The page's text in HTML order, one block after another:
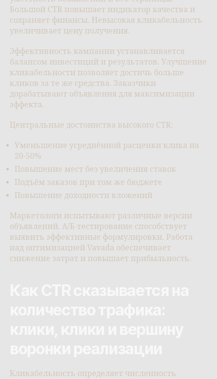
Большой CTR повышает индикатор качества и
сохраняет финансы. Невысокая кликабельность
увеличивает цену получения.
Эффективность кампании устанавливается
балансом инвестиций и результатов. Улучшение
кликабельности позволяет достичь больше
кликов за те же средства. Заказчики
дорабатывают объявления для максимизации
эффекта.
Центральные достоинства высокого CTR:
Уменьшение усреднённой расценки клика на
20-50%
Повышение мест без увеличения ставок
Подъём заказов при том же бюджете
Повышение доходности вложений
Маркетологи испытывают различные версии
объявлений. А/Б-тестирование способствует
выявить эффективные формулировки. Работа
над оптимизацией Vavada обеспечивает
снижение затрат и повышает прибыльность.
Кликабельность определяет численность